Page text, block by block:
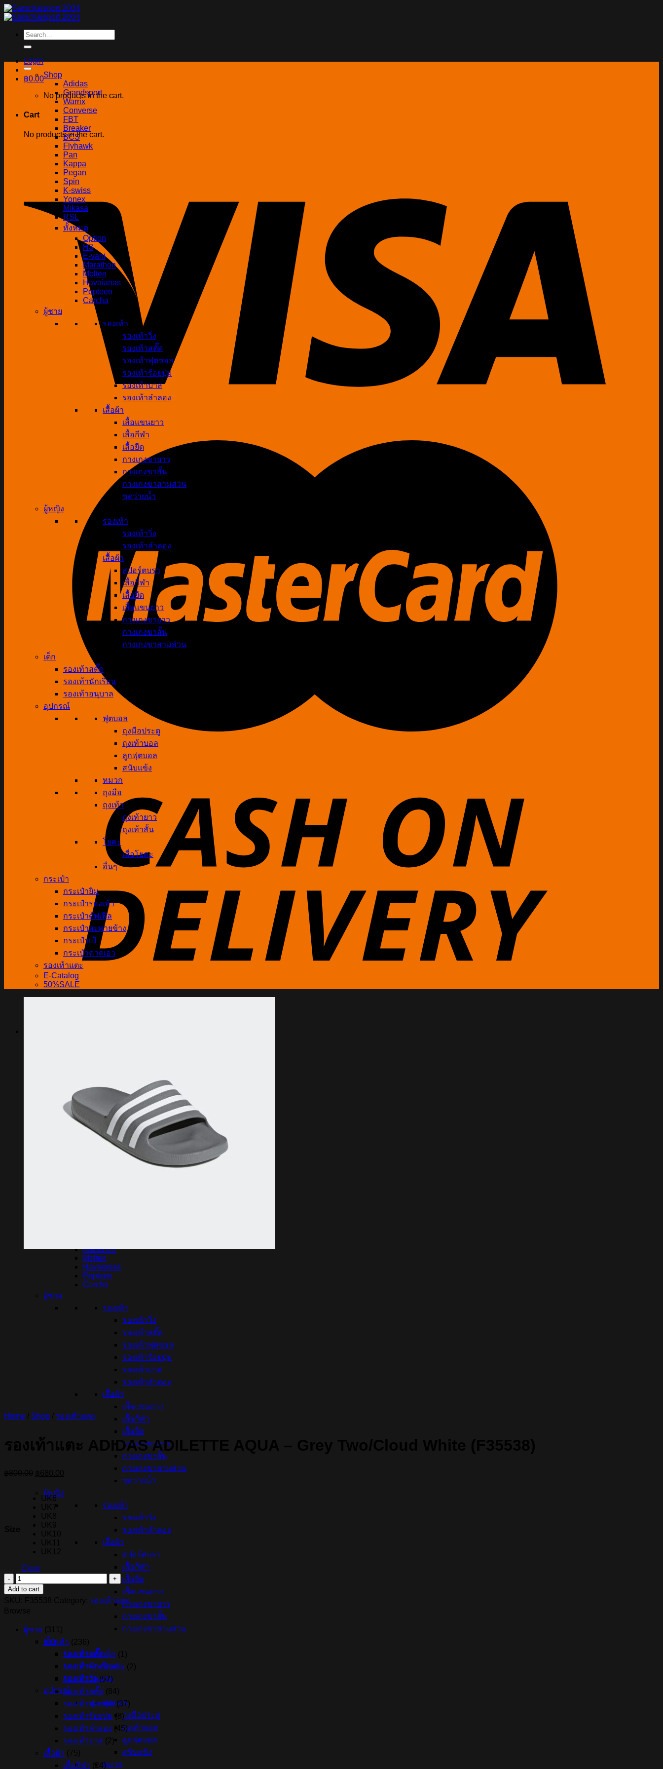
Skip
to
Search
for:
Login
฿0.00
No products in the cart.
Cart
No products in the cart.
Converse
FBT
Breaker
BCS
Flyhawk
Marathon
Molten
Havaianas
Popteen
Carcha
ผู้ชาย
รองเท้า
รองเท้าวิ่ง
รองเท้าสตั๊ด
รองเท้าฟุตซอล
รองเท้าร้อยปุ่ม
รองเท้าบาส
รองเท้าลำลอง
เสื้อผ้า
เสื้อแขนยาว
เสื้อกีฬา
เสื้อยืด
กางเกงขายาว
กางเกงขาสั้น
กางเกงขาสามส่วน
ชุดว่ายน้ำ
ผู้หญิง
รองเท้า
รองเท้าวิ่ง
รองเท้าลำลอง
เสื้อผ้า
สปอร์ตบรา
เสื้อกีฬา
เสื้อยืด
เสื้อแขนยาว
กางเกงขายาว
กางเกงขาสั้น
กางเกงขาสามส่วน
เด็ก
รองเท้าสตั๊ด
รองเท้านักเรียน
รองเท้าอนุบาล
อุปกรณ์
ฟุตบอล
ถุงมือประตู
ถุงเท้าบอล
ลูกฟุตบอล
สนับแข้ง
หมวก
Shop
Adidas
Grandsport
Warrix
Converse
FBT
Breaker
BCS
Flyhawk
Pan
Kappa
Pegan
Spin
K-swiss
Yonex
Mikasa
RSL
ทั้งหมด
Option
H3
E-vani
Marathon
Molten
Havaianas
Popteen
Carcha
ผู้ชาย
รองเท้า
รองเท้าวิ่ง
รองเท้าสตั๊ด
รองเท้าฟุตซอล
รองเท้าร้อยปุ่ม
รองเท้าบาส
รองเท้าลำลอง
เสื้อผ้า
เสื้อแขนยาว
เสื้อกีฬา
เสื้อยืด
กางเกงขายาว
กางเกงขาสั้น
กางเกงขาสามส่วน
ชุดว่ายน้ำ
ผู้หญิง
รองเท้า
รองเท้าวิ่ง
รองเท้าลำลอง
เสื้อผ้า
สปอร์ตบรา
เสื้อกีฬา
เสื้อยืด
เสื้อแขนยาว
กางเกงขายาว
กางเกงขาสั้น
กางเกงขาสามส่วน
เด็ก
รองเท้าสตั๊ด
รองเท้านักเรียน
รองเท้าอนุบาล
อุปกรณ์
ฟุตบอล
ถุงมือประตู
ถุงเท้าบอล
ลูกฟุตบอล
สนับแข้ง
หมวก
ถุงมือ
ถุงเท้า
ถุงเท้ายาว
ถุงเท้าสั้น
โยคะ
เสื่อโยคะ
อื่นๆ
กระเป๋า
กระเป๋ายิม
กระเป๋ารองเท้า
กระเป๋าดัฟเฟิล
กระเป๋าสะพายข้าง
กระเป๋าเป้
กระเป๋าคาดเอว
รองเท้าแตะ
E-Catalog
50%SALE
Home Shop รองเท้าแตะ
รองเท้าแตะ ADIDAS ADILETTE AQUA – Grey Two/Cloud White (F35538)
was:
฿800.00.฿680.00.
UK6
Clear
รองเท้า
แตะ
Grey
Two/Cloud
Add to cart
รองเท้าแตะ
ผู้ชาย
รองเท้า
รองเท้าสตั๊ดเด็ก
รองเท้าแบดมินตัน
รองเท้าวิ่ง (57)
รองเท้าสตั๊ด
รองเท้าฟุตซอล (37)
รองเท้าร้อยปุ่ม
(8)
รองเท้าลำลอง
(45)
รองเท้าบาส
เสื้อผ้า
เสื้อกีฬา
(24)